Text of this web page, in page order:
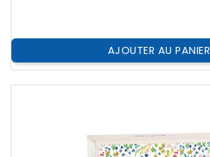
AJOUTER AU PANIER